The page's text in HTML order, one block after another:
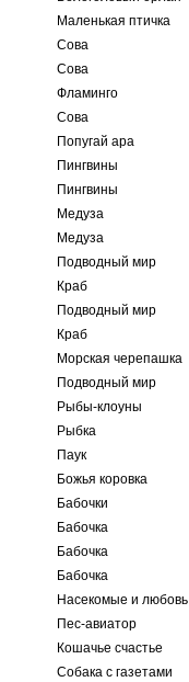
Маленькая птичка
Сова
Сова
Фламинго
Сова
Попугай ара
Пингвины
Пингвины
Медуза
Медуза
Подводный мир
Краб
Подводный мир
Краб
Морская черепашка
Подводный мир
Рыбы-клоуны
Рыбка
Паук
Божья коровка
Бабочки
Бабочка
Бабочка
Бабочка
Насекомые и любовь
Пес-авиатор
Кошачье счастье
Собака с газетами